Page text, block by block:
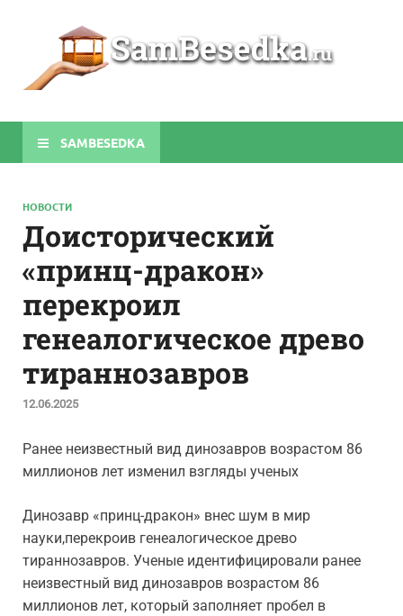
SAMBESEDKA
НОВОСТИ
Доисторический
«принц-дракон»
перекроил
генеалогическое древо
тираннозавров
12.06.2025
Ранее неизвестный вид динозавров возрастом 86
миллионов лет изменил взгляды ученых
Динозавр «принц-дракон» внес шум в мир
науки,перекроив генеалогическое древо
тираннозавров. Ученые идентифицировали ранее
неизвестный вид динозавров возрастом 86
миллионов лет, который заполняет пробел в